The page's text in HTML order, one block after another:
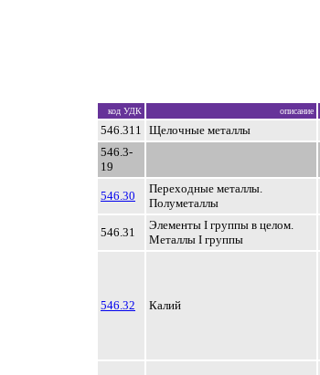
код УДК описание
546.311 Щелочные металлы
546.3-
19
546.30
Переходные металлы.
Полуметаллы
546.31
Элементы I группы в целом.
Металлы I группы
546.32 Калий